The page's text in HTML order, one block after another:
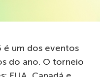
é um dos eventos
do ano. O torneio